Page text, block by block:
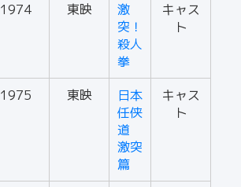
1974 東映
激
突！
殺人
拳
キャス
ト
1975 東映
日本
任侠
道
激突
篇
キャス
ト